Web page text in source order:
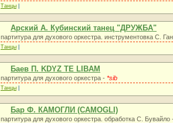
Танцы
Арский А. Кубинский танец "ДРУЖБА"
партитура для духового оркестра. инструментовка С.
Танцы
Баев П. KDYZ TE LIBAM
партитура для духового оркестра - *sib
Танцы
Бар Ф. КАМОГЛИ (CAMOGLI)
партитура для духового оркестра. обработка С.